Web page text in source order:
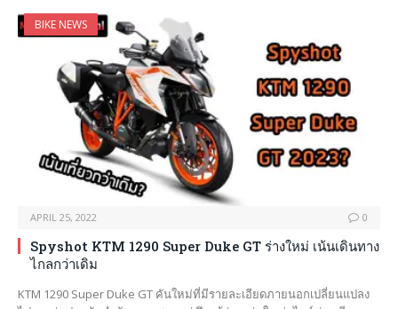
BIKE NEWS
APRIL 25, 2022 0
Spyshot KTM 1290 Super Duke GT ร่างใหม่ เน้นเดินทาง
ไกลกว่าเดิม
KTM 1290 Super Duke GT คันใหม่ที่มีรายละเอียดภายนอกเปลี่ยนแปลง